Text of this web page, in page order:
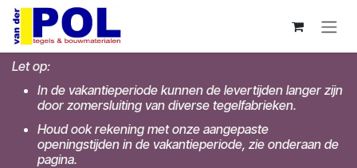
Overslaan naar inhoud
Let op:
In de vakantieperiode kunnen de levertijden langer zijn
door zomersluiting van diverse tegelfabrieken.
Houd ook rekening met onze aangepaste
openingstijden in de vakantieperiode, zie onderaan de
pagina.